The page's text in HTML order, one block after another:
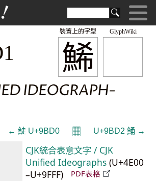
GlyphWiki
鯑
裝置上的字型
IDEOGRAPH-
← 鯐 U+9BD0 𝄜 U+9BD2 鯒 →
CJK統合表意文字 / CJK
Unified Ideographs (U+4E00
–U+9FFF)
PDF表格